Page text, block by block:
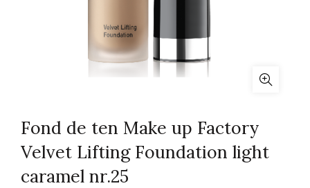
Fond de ten Make up Factory
Velvet Lifting Foundation light
caramel nr.25